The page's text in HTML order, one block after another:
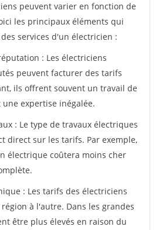
peuvent varier en fonction de
les principaux éléments qui
services d'un électricien :
: Les électriciens
peuvent facturer des tarifs
ils offrent souvent un travail de
expertise inégalée.
: Le type de travaux électriques
direct sur les tarifs. Par exemple,
électrique coûtera moins cher
: Les tarifs des électriciens
à l'autre. Dans les grandes
être plus élevés en raison du